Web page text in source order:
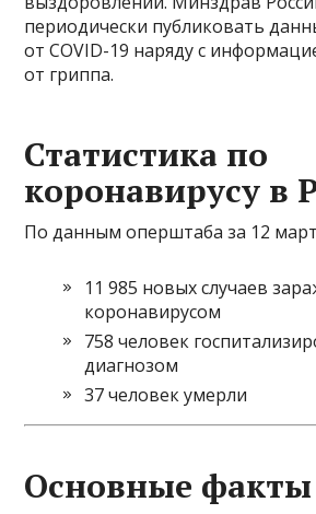
периодически публиковать
от COVID-19 наряду с
от гриппа.
Статистика по
коронавирусу в
По данным оперштаба за 12
11 985 новых случаев
коронавирусом
758 человек
диагнозом
37 человек умерли
Основные факты